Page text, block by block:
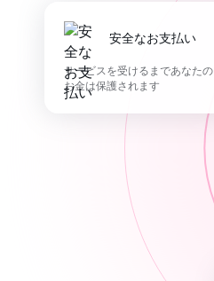
安全なお支払い
サービスを受けるまであなたの
お金は保護されます